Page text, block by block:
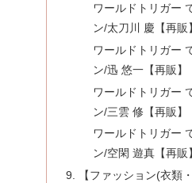
ワールドトリガー
ン/太刀川 慶【再販】
ワールドトリガー
ン/迅 悠一【再販】
ワールドトリガー
ン/三雲 修【再販】
ワールドトリガー
ン/空閑 遊真【再販】
【ファッション(衣類